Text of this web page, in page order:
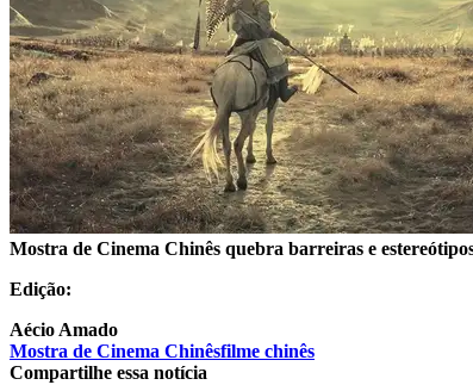
Mostra de Cinema Chinês quebra barreiras e
Edição:
Aécio Amado
Mostra de Cinema Chinêsfilme chinês
Compartilhe essa notícia